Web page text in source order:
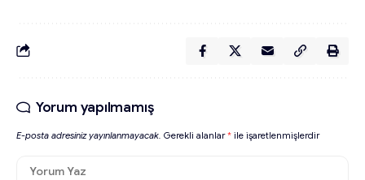
Yorum yapılmamış
E-posta adresiniz yayınlanmayacak. Gerekli alanlar* ile işaretlenmişlerdir